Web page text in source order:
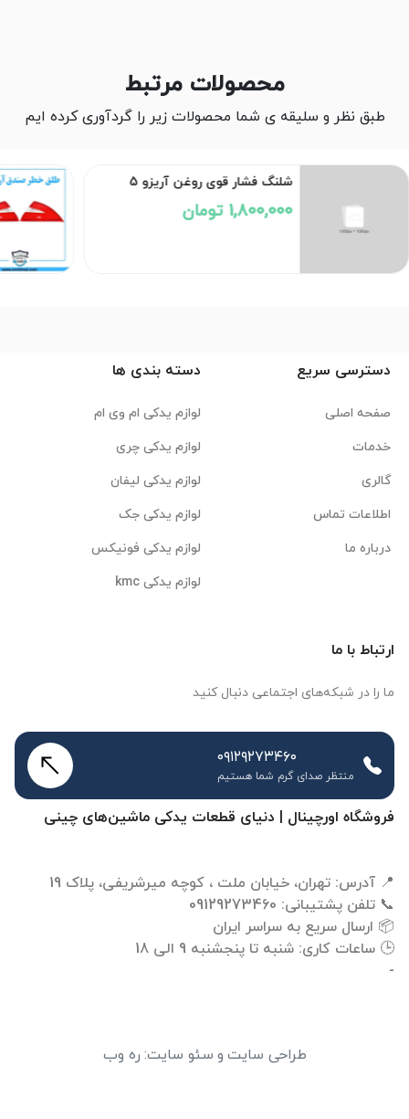
محصولات مرتبط
طبق نظر و سلیقه ی شما محصولات زیر را گردآوری کرده ایم
شلنگ فشار قوی روغن آریزو 5
1,800,000 تومان
فروشگاه اورچینال | دنیای قطعات یدکی ماشین‌های چینی
-
دسترسی سریع
صفحه اصلی
خدمات
گالری
اطلاعات تماس
درباره ما
دسته بندی ها
لوازم یدکی ام وی ام
لوازم یدکی چری
لوازم یدکی لیفان
لوازم یدکی جک
لوازم یدکی فونیکس
لوازم یدکی kmc
ارتباط با ما
ما را در شبکه‌های اجتماعی دنبال کنید
۰۹۱۲۹۲۷۳۴۶۰
منتظر صدای گرم شما هستیم
طراحی سایت و سئو سایت: ره وب